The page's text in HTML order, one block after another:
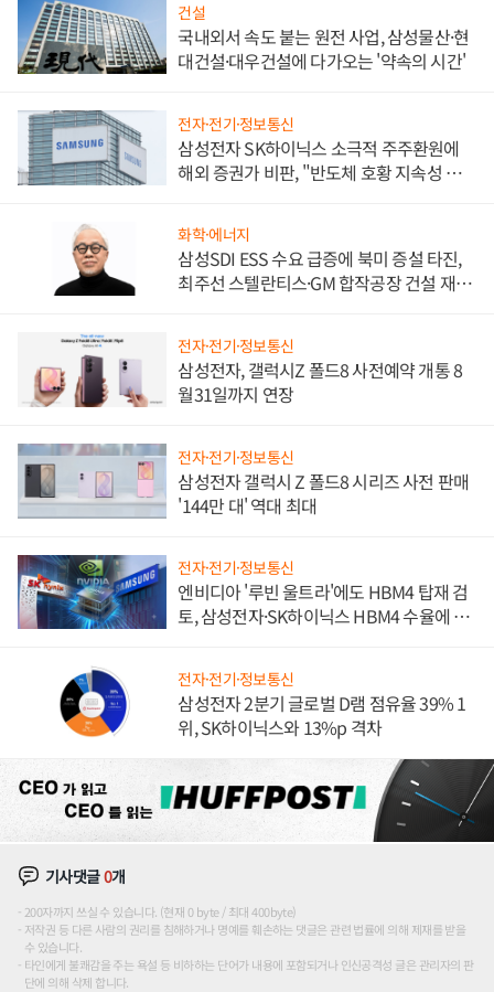
건설
국내외서 속도 붙는 원전 사업, 삼성물산·현
대건설·대우건설에 다가오는 '약속의 시간'
전자·전기·정보통신
삼성전자 SK하이닉스 소극적 주주환원에
해외 증권가 비판, "반도체 호황 지속성 의
화학·에너지
삼성SDI ESS 수요 급증에 북미 증설 타진,
최주선 스텔란티스·GM 합작공장 건설 재추
전자·전기·정보통신
삼성전자, 갤럭시Z 폴드8 사전예약 개통 8
월31일까지 연장
전자·전기·정보통신
삼성전자 갤럭시 Z 폴드8 시리즈 사전 판매
'144만 대' 역대 최대
전자·전기·정보통신
엔비디아 '루빈 울트라'에도 HBM4 탑재 검
토, 삼성전자·SK하이닉스 HBM4 수율에 주
전자·전기·정보통신
삼성전자 2분기 글로벌 D램 점유율 39% 1
위, SK하이닉스와 13%p 격차
기사댓글0개
200자까지 쓰실 수 있습니다. (현재 0 byte / 최대 400byte)
저작권 등 다른 사람의 권리를 침해하거나 명예를 훼손하는 댓글은 관련 법률에 의해 제재를 받을
수 있습니다.
타인에게 불쾌감을 주는 욕설 등 비하하는 단어가 내용에 포함되거나 인신공격성 글은 관리자의 판
단에 의해 삭제 합니다.